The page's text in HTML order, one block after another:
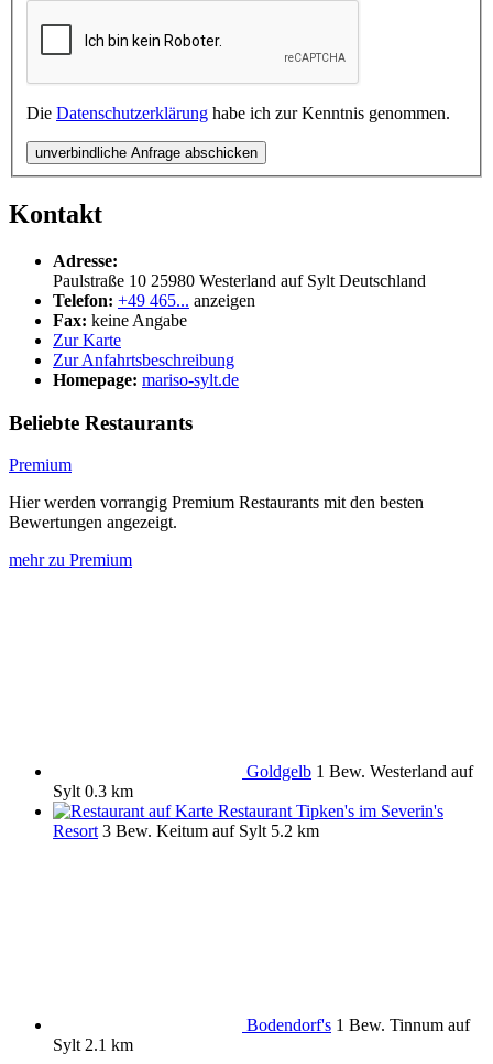
Die Datenschutzerklärung habe ich zur Kenntnis genommen.
unverbindliche Anfrage abschicken
Kontakt
Adresse:
Paulstraße 10 25980 Westerland auf Sylt Deutschland
Telefon: +49 465... anzeigen
Fax: keine Angabe
Zur Karte
Zur Anfahrtsbeschreibung
Homepage: mariso-sylt.de
Beliebte Restaurants
Premium
Hier werden vorrangig Premium Restaurants mit den besten
Bewertungen angezeigt.
mehr zu Premium
Goldgelb 1 Bew. Westerland auf
Sylt 0.3 km
Restaurant Tipken's im Severin's
Resort 3 Bew. Keitum auf Sylt 5.2 km
Bodendorf's 1 Bew. Tinnum auf
Sylt 2.1 km